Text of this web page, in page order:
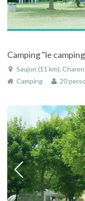
Saujon (11 km), Charente-
Camping
20